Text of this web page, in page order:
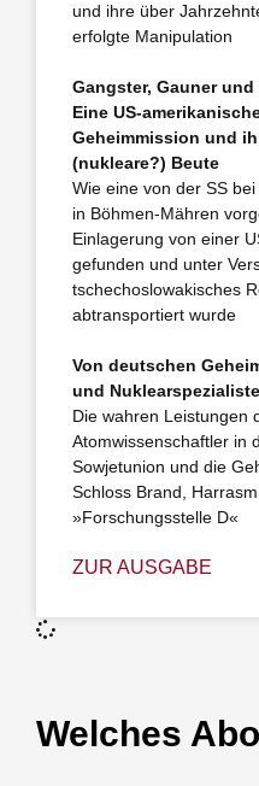
und ihre über
erfolgte Manipulation
Gangster, Gauner und
Eine US-
Geheimmission und
(nukleare?) Beute
Wie eine von der SS
in Böhmen-Mähren
Einlagerung von einer
gefunden und unter
tschechoslowakisches
abtransportiert wurde
Von deutschen
und
Die wahren Leistungen
Atomwissenschaftler in
Sowjetunion und die
Schloss Brand,
»Forschungsstelle D«
ZUR AUSGABE
Welches